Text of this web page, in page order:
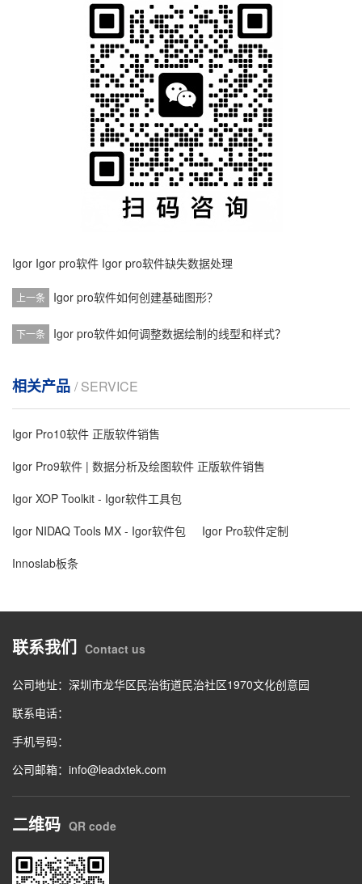
Igor Igor pro软件 Igor pro软件缺失数据处理
上一条 Igor pro软件如何创建基础图形？
下一条 Igor pro软件如何调整数据绘制的线型和样式？
相关产品 / SERVICE
Igor Pro10软件 正版软件销售
Igor Pro9软件 | 数据分析及绘图软件 正版软件销售
Igor XOP Toolkit - Igor软件工具包
Igor NIDAQ Tools MX - Igor软件包
Igor Pro软件定制
Innoslab板条
联系我们 Contact us
公司地址：深圳市龙华区民治街道民治社区1970文化创意园
联系电话：
手机号码：
公司邮箱：info@leadxtek.com
二维码 QR code